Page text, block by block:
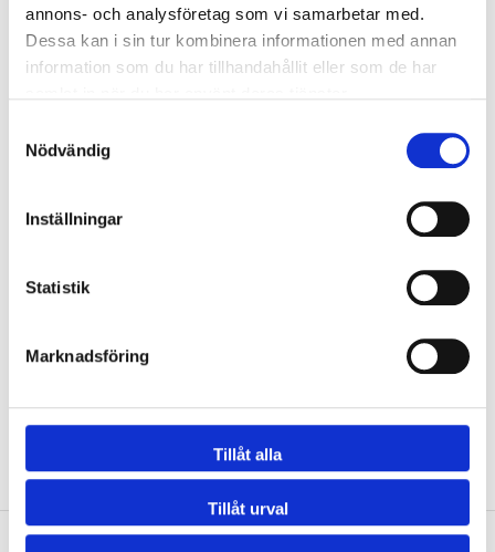
annons- och analysföretag som vi samarbetar med.
Dessa kan i sin tur kombinera informationen med annan
information som du har tillhandahållit eller som de har
Nödvändig
Inställningar
Statistik
Marknadsföring
Tillåt alla
Tillåt urval
Logga in för att se pris Logga in för att se pris
Fräshjul Drivkedja
Logga in för att se pris